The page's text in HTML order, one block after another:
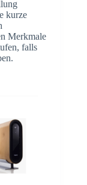
kurze
Merkmale
falls